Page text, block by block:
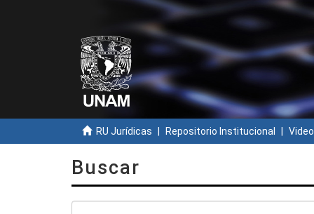
RU Jurídicas Repositorio Institucional
Buscar